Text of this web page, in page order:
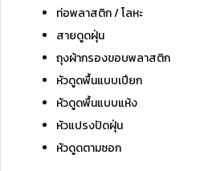
ท่อพลาสติก / โลหะ
สายดูดฝุ่น
ถุงผ้ากรองขอบพลาสติก
หัวดูดพื้นแบบเปียก
หัวดูดพื้นแบบแห้ง
หัวแปรงปัดฝุ่น
หัวดูดตามซอก